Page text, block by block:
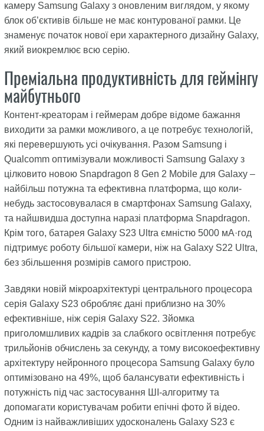
камеру Samsung Galaxy з оновленим виглядом, у якому
блок об’єктивів більше не має контурованої рамки. Це
знаменує початок нової ери характерного дизайну Galaxy,
який виокремлює всю серію.
Преміальна продуктивність для геймінгу
майбутнього
Контент-креаторам і геймерам добре відоме бажання
виходити за рамки можливого, а це потребує технологій,
які перевершують усі очікування. Разом Samsung і
Qualcomm оптимізували можливості Samsung Galaxy з
цілковито новою Snapdragon 8 Gen 2 Mobile для Galaxy –
найбільш потужна та ефективна платформа, що коли-
небудь застосовувалася в смартфонах Samsung Galaxy,
та найшвидша доступна наразі платформа Snapdragon.
Крім того, батарея Galaxy S23 Ultra ємністю 5000 мА·год
підтримує роботу більшої камери, ніж на Galaxy S22 Ultra,
без збільшення розмірів самого пристрою.
Завдяки новій мікроархітектурі центрального процесора
серія Galaxy S23 обробляє дані приблизно на 30%
ефективніше, ніж серія Galaxy S22. Зйомка
приголомшливих кадрів за слабкого освітлення потребує
трильйонів обчислень за секунду, а тому високоефективну
архітектуру нейронного процесора Samsung Galaxy було
оптимізовано на 49%, щоб балансувати ефективність і
потужність під час застосування ШІ-алгоритму та
допомагати користувачам робити епічні фото й відео.
Одним із найважливіших удосконалень Galaxy S23 є